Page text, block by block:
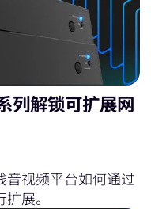
列解锁可扩展网
音视频平台如何通过
展。